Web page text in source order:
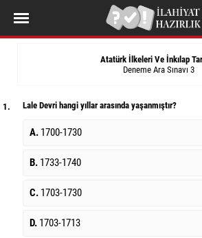
Atatürk İlkeleri Ve İnkılap
Deneme Ara Sınavı 3
1. Lale Devri hangi yıllar arasında yaşanmıştır?
A. 1700-1730
B. 1733-1740
C. 1703-1730
D. 1703-1713